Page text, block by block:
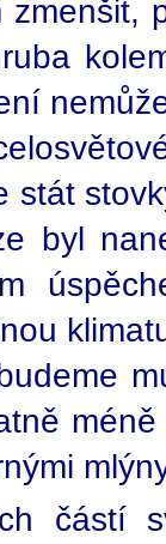
stát
byl
částí